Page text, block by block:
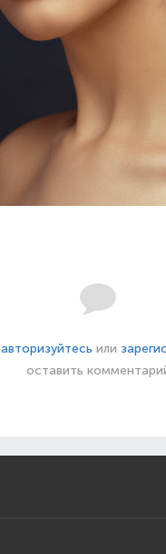
авторизуйтесь или
оставить